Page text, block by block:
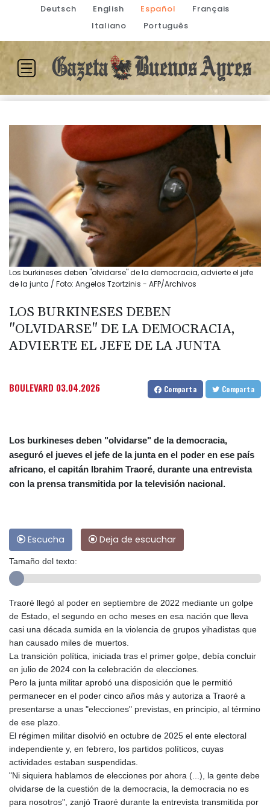
Deutsch English Español
Français
Italiano
Português
Los burkineses deben "olvidarse" de la democracia, advierte el jefe
de la junta / Foto: Angelos Tzortzinis - AFP/Archivos
LOS BURKINESES DEBEN
"OLVIDARSE" DE LA DEMOCRACIA,
ADVIERTE EL JEFE DE LA JUNTA
BOULEVARD 03.04.2026 Comparta Comparta
Los burkineses deben "olvidarse" de la democracia,
aseguró el jueves el jefe de la junta en el poder en ese país
africano, el capitán Ibrahim Traoré, durante una entrevista
con la prensa transmitida por la televisión nacional.
Escucha Deja de escuchar
Tamaño del texto:
Traoré llegó al poder en septiembre de 2022 mediante un golpe
de Estado, el segundo en ocho meses en esa nación que lleva
casi una década sumida en la violencia de grupos yihadistas que
han causado miles de muertos.
La transición política, iniciada tras el primer golpe, debía concluir
en julio de 2024 con la celebración de elecciones.
Pero la junta militar aprobó una disposición que le permitió
permanecer en el poder cinco años más y autoriza a Traoré a
presentarse a unas "elecciones" previstas, en principio, al término
de ese plazo.
El régimen militar disolvió en octubre de 2025 el ente electoral
independiente y, en febrero, los partidos políticos, cuyas
actividades estaban suspendidas.
"Ni siquiera hablamos de elecciones por ahora (...), la gente debe
olvidarse de la cuestión de la democracia, la democracia no es
para nosotros", zanjó Traoré durante la entrevista transmitida por